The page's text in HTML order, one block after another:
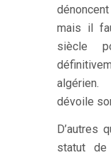
mais il
siècle
algérien.
dévoile
D’autres
statut